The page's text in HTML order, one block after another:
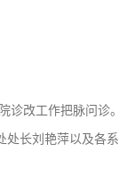
诊改工作把脉问诊
长刘艳萍以及各